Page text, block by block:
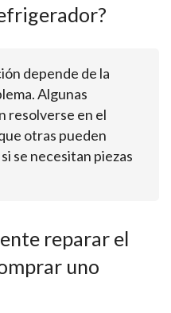
depende de la
Algunas
resolverse en el
otras pueden
se necesitan piezas
reparar el
uno